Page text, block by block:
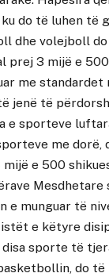
do të luhen të
dhe volejboll
prej 3 mijë e
me standardet
jenë të
e sporteve
me dorë,
e 500
Mesdhetare
e munguar të
e këtyre
disa sporte të
do të